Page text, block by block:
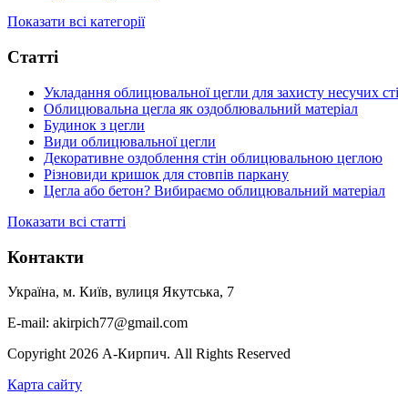
Показати всі категорії
Статті
Укладання облицювальної цегли для захисту несучих
Облицювальна цегла як оздоблювальний матеріал
Будинок з цегли
Види облицювальної цегли
Декоративне оздоблення стін облицювальною цеглою
Різновиди кришок для стовпів паркану
Цегла або бетон? Вибираємо облицювальний матеріал
Показати всі статті
Контакти
Україна, м. Київ, вулиця Якутська, 7
E-mail: akirpich77@gmail.com
Copyright 2026 А-Кирпич. All Rights Reserved
Карта сайту